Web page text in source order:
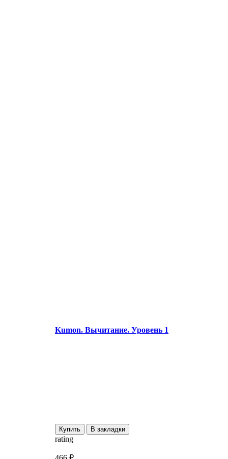
Kumon. Вычитание. Уровень 1
Купить В закладки
rating